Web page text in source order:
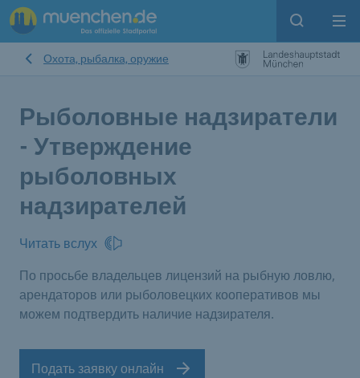
Open
Охота, рыбалка, оружие
Рыболовные надзиратели
- Утверждение
рыболовных
надзирателей
Читать вслух
По просьбе владельцев лицензий на рыбную ловлю,
арендаторов или рыболовецких кооперативов мы
можем подтвердить наличие надзирателя.
Подать заявку онлайн